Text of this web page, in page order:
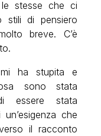
stesse che ci
stili di pensiero
breve. C’è
ha stupita e
sono stata
essere stata
che
il racconto